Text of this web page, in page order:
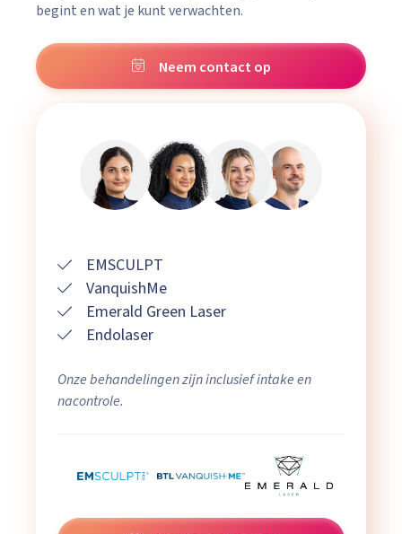
begint en wat je kunt verwachten.
Neem contact op
EMSCULPT
VanquishMe
Emerald Green Laser
Endolaser
Onze behandelingen zijn inclusief intake en
nacontrole.